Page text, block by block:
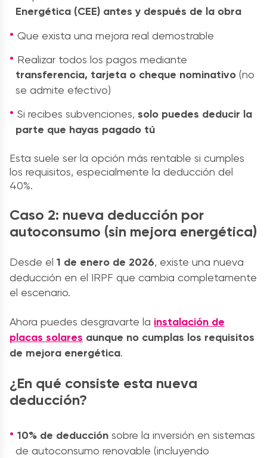
Energética (CEE) antes y después de la obra
Que exista una mejora real demostrable
Realizar todos los pagos mediante
transferencia, tarjeta o cheque nominativo (no
se admite efectivo)
Si recibes subvenciones, solo puedes deducir la
parte que hayas pagado tú
Esta suele ser la opción más rentable si cumples
los requisitos, especialmente la deducción del
40%.
Caso 2: nueva deducción por
autoconsumo (sin mejora energética)
Desde el 1 de enero de 2026, existe una nueva
deducción en el IRPF que cambia completamente
el escenario.
Ahora puedes desgravarte la instalación de
placas solares aunque no cumplas los requisitos
de mejora energética.
¿En qué consiste esta nueva
deducción?
10% de deducción sobre la inversión en sistemas
de autoconsumo renovable (incluyendo